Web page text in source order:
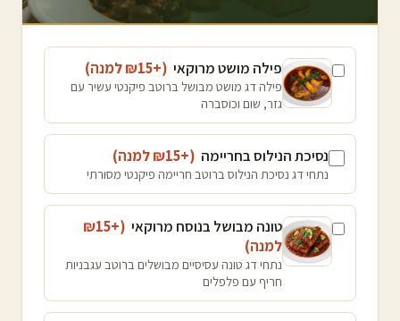
פילה מושט מרוקאי (+₪
15 למנה)
פילה דג מושט מבושל ברוטב פיקנטי עשיר עם
גזר, שום וכוסברה
נסיכת הנילוס בחריימה (+₪
15 למנה)
נתחי דג נסיכת הנילוס ברוטב חריימה פיקנטי מסורתי
טונה מבושל בנוסח מרוקאי (+₪
15
למנה)
נתחי דג טונה עסיסיים מבושלים ברוטב עגבניות
חריף עם פלפלים